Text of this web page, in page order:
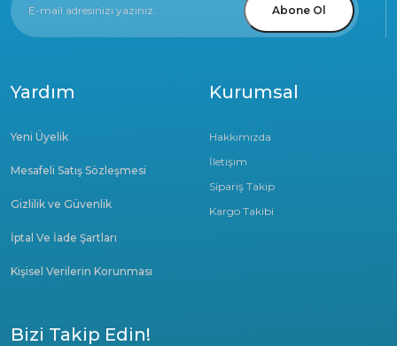
Abone Ol
Kurumsal
Hakkımızda
İletişim
Sipariş Takip
Kargo Takibi
Yardım
Yeni Üyelik
Mesafeli Satış Sözleşmesi
Gizlilik ve Güvenlik
İptal Ve İade Şartları
Kişisel Verilerin Korunması
Bizi Takip Edin!